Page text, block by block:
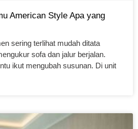
American Style Apa yang
sering terlihat mudah ditata
sofa dan jalur berjalan.
ikut mengubah susunan. Di unit